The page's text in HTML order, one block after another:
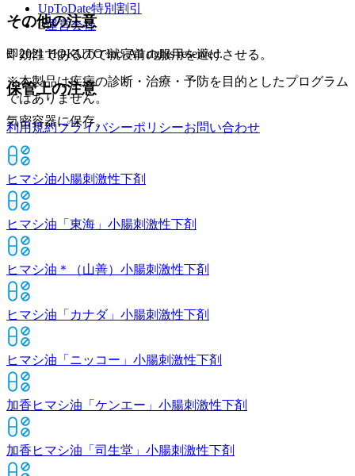
その他の注意
即効性であるので就寝前の服用を避けさせる。
保管上の注意
気密容器に保存。
ヒマシ油小腸刺激性下剤
ヒマシ油「東海」 小腸刺激性下剤
ヒマシ油＊（山善） 小腸刺激性下剤
ヒマシ油「カナダ」 小腸刺激性下剤
ヒマシ油「ニッコー」 小腸刺激性下剤
加香ヒマシ油「ケンエー」 小腸刺激性下剤
加香ヒマシ油「司生堂」 小腸刺激性下剤
UpToDate特別割引
運営会社
© 2021 HOKUTO Inc. All rights reserved.
※本製品は疾病の診断・治療・予防を目的としたプログラム
ではありません。
利用規約プライバシーポリシーお問い合わせ